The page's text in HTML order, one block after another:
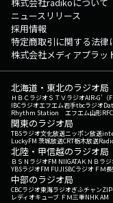
ニュースリリース
採用情報
特定商取引に関する法律
株式会社メディアプラッ
北海道・東北のラジオ局
ＨＢＣラジオＳＴＶラジオAIR-G'（
IBCラジオエフエム岩手tbcラジオ
Rhythm Station エフエム山形
関東のラジオ局
TBSラジオ文化放送ニッポン放送
LuckyFM 茨城放送CRT栃木放送
北陸・甲信越のラジオ局
ＢＳＮラジオFM NIIGATAＫＮＢラジ
YBSラジオFM FUJISBCラジオ ＦＭ
中部のラジオ局
CBCラジオ東海ラジオぎふチャン
レディオキューブ ＦＭ三重NHK AM